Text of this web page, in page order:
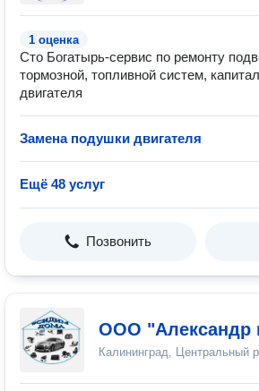
1 оценка
Сто Богатырь-сервис по ремонту
тормозной, топливной систем,
двигателя
Замена подушки двигателя
Ещё 48 услуг
Позвонить
ООО "Александр
Калининград, Центральный